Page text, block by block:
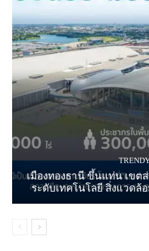
เมืองทองธานี ขึ้นแท่น เขตส่
ระดับเทคโนโลยี สิ่งแวดล้